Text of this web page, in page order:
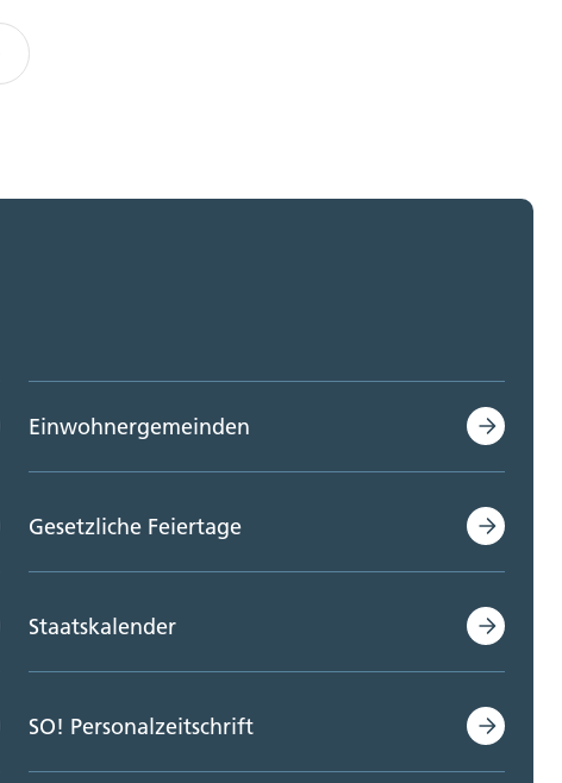
Einwohnergemeinden
Gesetzliche Feiertage
Staatskalender
SO! Personalzeitschrift